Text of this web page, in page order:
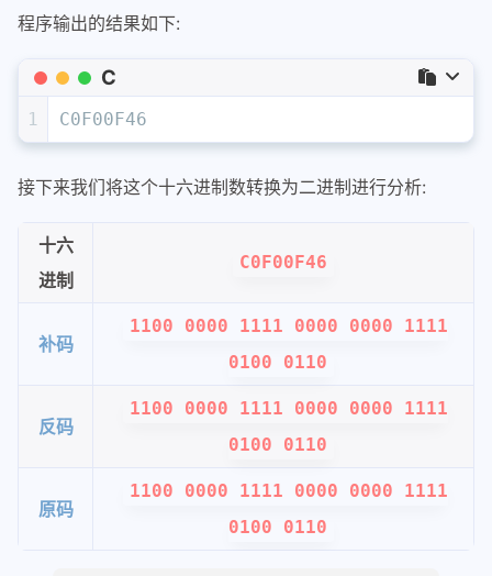
程序输出的结果如下:
C
1 C0F00F46
接下来我们将这个十六进制数转换为二进制进行分析:
十六
进制
C0F00F46
补码
1100 0000 1111 0000 0000 1111
0100 0110
反码
1100 0000 1111 0000 0000 1111
0100 0110
原码
1100 0000 1111 0000 0000 1111
0100 0110